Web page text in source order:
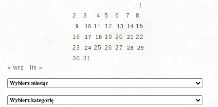
1
2 3 4 5 6 7 8
9 10 11 12 13 14 15
16
17 18 19 20 21 22
23
24 25 26 27 28 29
30 31
« wrz
lis »
Archiwum
Kategorie
wpisów